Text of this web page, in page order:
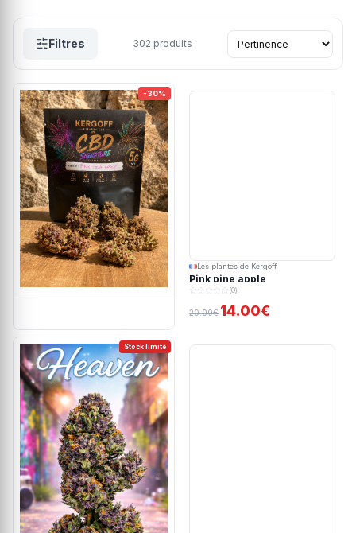
Filtres 302 produits
-30%
Les plantes de Kergoff
Pink pine apple
(0)
20.00€ 14.00€
Stock limité